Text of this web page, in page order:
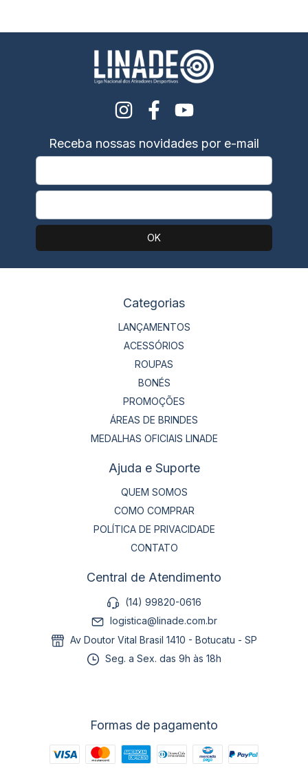
Receba nossas novidades por e-mail
Categorias
LANÇAMENTOS
ACESSÓRIOS
ROUPAS
BONÉS
PROMOÇÕES
ÁREAS DE BRINDES
MEDALHAS OFICIAIS LINADE
Ajuda e Suporte
QUEM SOMOS
COMO COMPRAR
POLÍTICA DE PRIVACIDADE
CONTATO
Central de Atendimento
(14) 99820-0616
logistica@linade.com.br
Av Doutor Vital Brasil 1410 - Botucatu - SP
Seg. a Sex. das 9h às 18h
Formas de pagamento